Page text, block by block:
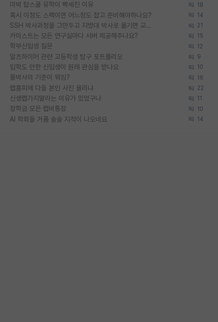
미박 탑스쿨 유학이 빡세진 이유 18
혹시 이정도 스펙이면 어느정도 잡고 준비해야하나요? 14
SSH 박사과정을 그만두고 지방대 박사로 옮기면 교수의 꿈은 끝일까요? 21
카이스트는 모든 연구실마다 서버 제공해주나요? 15
학부신입생 질문 12
알츠하이머 관련 고등학생 탐구 포트폴리오 9
입학도 안한 신입생이 원래 관심을 받나요 10
물박사의 기준이 뭐임? 16
랩홈피에 다들 본인 사진 올리냐 22
신생랩가지말라는 이유가 있었구나 11
장학금 모은 랩비통장 10
AI 학회들 거품 슬슬 지적이 나오네요 14